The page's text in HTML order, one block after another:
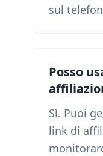
sul
Posso
Sì. Puoi
link di